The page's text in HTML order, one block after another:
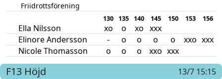
Friidrottsförening
130 135 140 145 150 153 156
Ella Nilsson xo o xo xxx
Elinore Andersson
- o o o o xxo xxx
Nicole Thomasson
o o o xxo xxx
F13 Höjd
13/7 15:15